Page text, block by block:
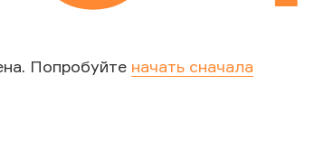
Попробуйте начать сначала